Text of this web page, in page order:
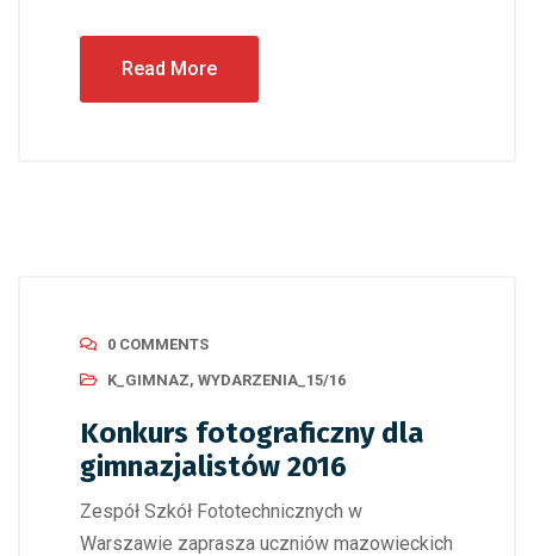
Read More
0 COMMENTS
K_GIMNAZ, WYDARZENIA_15/16
Konkurs fotograficzny dla
gimnazjalistów 2016
Zespół Szkół Fototechnicznych w
Warszawie zaprasza uczniów mazowieckich